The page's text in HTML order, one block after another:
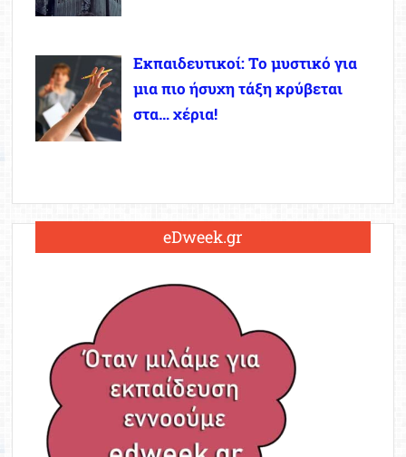
Εκπαιδευτικοί: Το μυστικό για
μια πιο ήσυχη τάξη κρύβεται
στα… χέρια!
eDweek.gr